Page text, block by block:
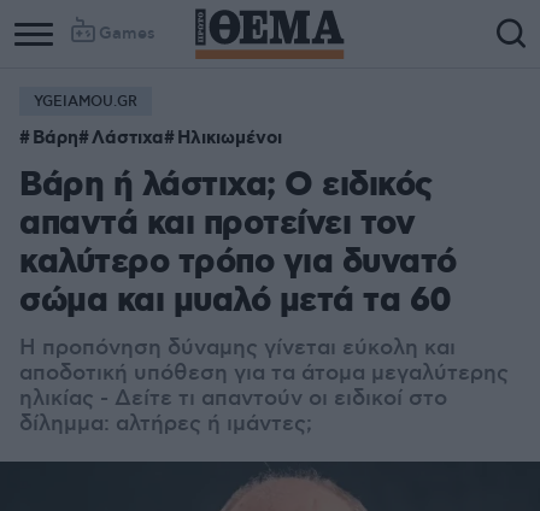
Games
YGEIAMOU.GR
Βάρη Λάστιχα Ηλικιωμένοι
Βάρη ή λάστιχα; Ο ειδικός
απαντά και προτείνει τον
καλύτερο τρόπο για δυνατό
σώμα και μυαλό μετά τα 60
Η προπόνηση δύναμης γίνεται εύκολη και
αποδοτική υπόθεση για τα άτομα μεγαλύτερης
ηλικίας - Δείτε τι απαντούν οι ειδικοί στο
δίλημμα: αλτήρες ή ιμάντες;